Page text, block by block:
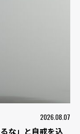
2026.08.07
な」と自戒を込